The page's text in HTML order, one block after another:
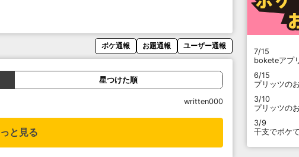
ボケ通報 お題通報 ユーザー通報
星つけた順
written000
と見る
7/15
boketeアプ
6/15
プリッツの
3/10
プリッツの
3/9
干支でボケ